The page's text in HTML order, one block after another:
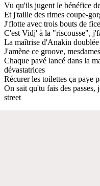
Vu qu'ils jugent le bénéfice
Et j'taille des rimes coupe-
J'flotte avec trois bouts de
C'est Vidj' à la "riscousse",
La maîtrise d'Anakin
J'amène ce groove,
Chaque pavé lancé dans la
dévastatrices
Récurer les toilettes ça paye
On sait qu'tu fais des passes,
street